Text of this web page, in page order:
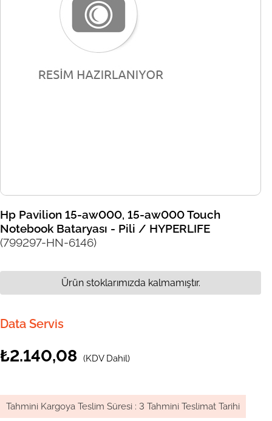
Hp Pavilion 15-aw000, 15-aw000 Touch
Notebook Bataryası - Pili / HYPERLIFE
(799297-HN-6146)
Data Servis
₺2.140,08 (KDV Dahil)
Tahmini Kargoya Teslim Süresi : 3 Tahmini Teslimat Tarihi
Ürün stoklarımızda kalmamıştır.